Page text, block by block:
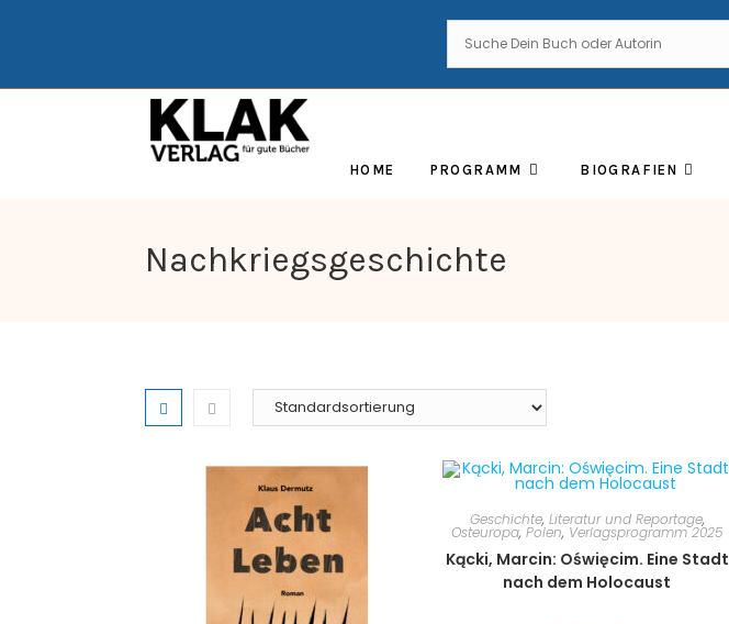
HOME PROGRAMM BIOGRAFIEN
Nachkriegsgeschichte
Geschichte, Literatur und Reportage,
Osteuropa, Polen, Verlagsprogramm 2025
Kącki, Marcin: Oświęcim. Eine Stadt
nach dem Holocaust